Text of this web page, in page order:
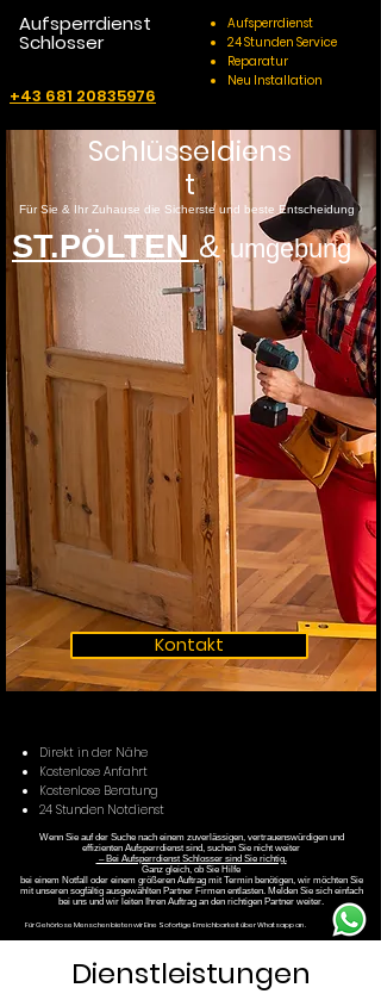
Aufsperrdienst
Schlosser
+43 681 20835976
Aufsperrdienst
24 Stunden Service
Reparatur
Neu Installation
Schlüsseldiens
t
Für Sie & Ihr Zuhause die Sicherste und beste Entscheidung
ST.PÖLTEN &umgebung
Kontakt
Direkt in der Nähe
Kostenlose Anfahrt
Kostenlose Beratung
24 Stunden Notdienst
Wenn Sie auf der Suche nach einem zuverlässigen, vertrauenswürdigen und
effizienten Aufsperrdienst sind, suchen Sie nicht weiter
– Bei Aufsperrdienst Schlosser sind Sie richtig.
Ganz gleich, ob Sie Hilfe
bei einem Notfall oder einem größeren Auftrag mit Termin benötigen, wir möchten Sie
mit unseren sogfältig ausgewählten Partner Firmen entlasten. Melden Sie sich einfach
bei uns und wir leiten Ihren Auftrag an den richtigen Partner weiter.
Für Gehörlose Menschen bieten wir Eine Sofortige Erreichbarkeit über Whatsapp an .
Dienstleistungen